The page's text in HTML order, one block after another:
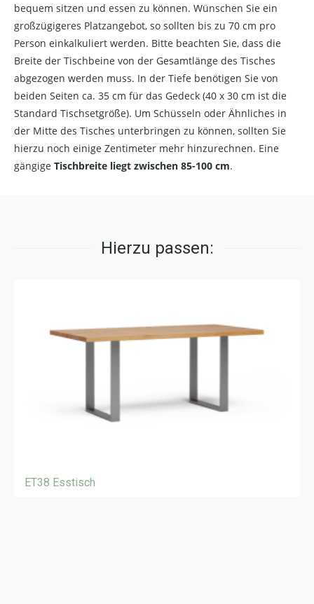
bequem sitzen und essen zu können. Wünschen Sie ein
großzügigeres Platzangebot, so sollten bis zu 70 cm pro
Person einkalkuliert werden. Bitte beachten Sie, dass die
Breite der Tischbeine von der Gesamtlänge des Tisches
abgezogen werden muss. In der Tiefe benötigen Sie von
beiden Seiten ca. 35 cm für das Gedeck (40 x 30 cm ist die
Standard Tischsetgröße). Um Schüsseln oder Ähnliches in
der Mitte des Tisches unterbringen zu können, sollten Sie
hierzu noch einige Zentimeter mehr hinzurechnen. Eine
gängige Tischbreite liegt zwischen 85-100 cm.
Hierzu passen:
ET38 Esstisch